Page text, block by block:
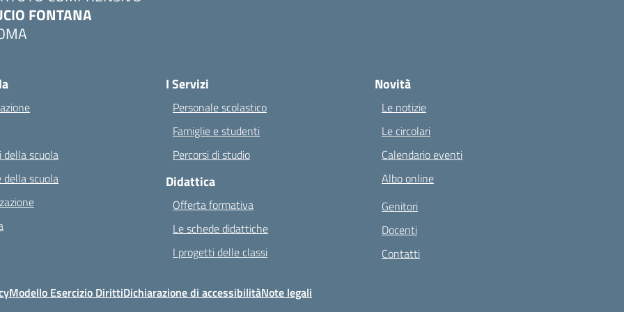
FONTANA
della scuola
della scuola
I Servizi
Personale scolastico
Famiglie e studenti
Percorsi di studio
Didattica
Offerta formativa
Le schede didattiche
I progetti delle classi
Novità
Le notizie
Le circolari
Calendario eventi
Albo online
Genitori
Docenti
Contatti
Modello Esercizio DirittiDichiarazione di accessibilitàNote legali